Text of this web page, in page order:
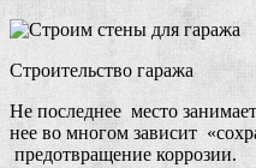
Строительство гаража
Не последнее место
нее во многом зависит
предотвращение коррозии.